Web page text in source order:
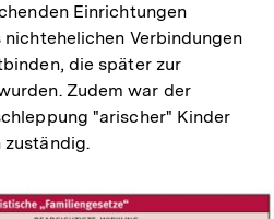
Einrichtungen
Verbindungen
die später zur
Zudem war der
"arischer" Kinder
zuständig.